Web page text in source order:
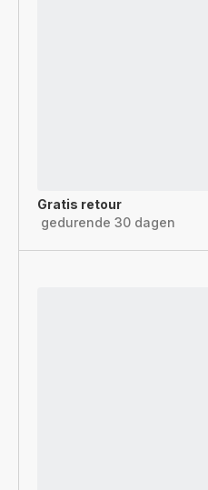
Gratis retour
gedurende 30 dagen